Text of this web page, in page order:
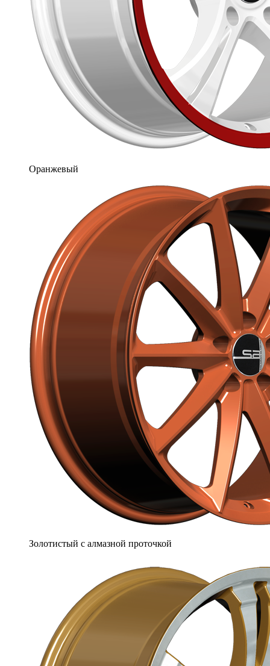
Оранжевый
Золотистый с алмазной проточкой